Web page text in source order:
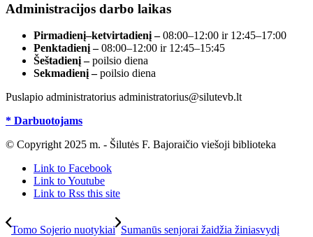
Administracijos darbo laikas
Pirmadienį–ketvirtadienį –08:00–12:00 ir 12:45–17:00
Penktadienį –08:00–12:00 ir 12:45–15:45
Šeštadienį –poilsio diena
Sekmadienį –poilsio diena
Puslapio administratorius administratorius@silutevb.lt
* Darbuotojams
© Copyright 2025 m. - Šilutės F. Bajoraičio viešoji biblioteka
Link to Facebook
Link to Youtube
Link to Rss this site
Tomo Sojerio nuotykiai Sumanūs senjorai žaidžia žiniasvydį